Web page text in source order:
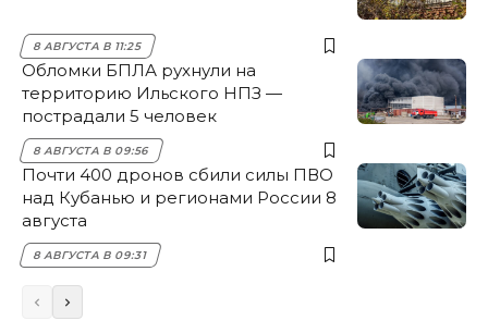
8 АВГУСТА В 11:25
Обломки БПЛА рухнули на
территорию Ильского НПЗ —
пострадали 5 человек
8 АВГУСТА В 09:56
Почти 400 дронов сбили силы ПВО
над Кубанью и регионами России 8
августа
8 АВГУСТА В 09:31